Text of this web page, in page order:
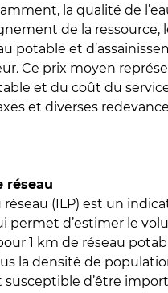
la qualité de
de la ressource,
potable et
Ce prix moyen
et du coût du
et diverses
réseau
réseau (ILP) est un
permet d’estimer le
1 km de réseau
la densité de
susceptible d’être